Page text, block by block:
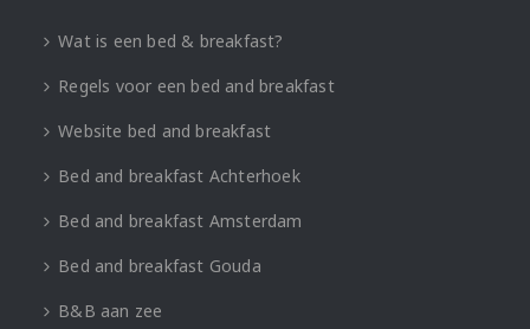
Wat is een bed & breakfast?
Regels voor een bed and breakfast
Website bed and breakfast
Bed and breakfast Achterhoek
Bed and breakfast Amsterdam
Bed and breakfast Gouda
B&B aan zee